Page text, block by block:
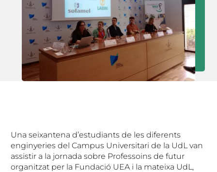
Una seixantena d’estudiants de les diferents
enginyeries del Campus Universitari de la UdL van
assistir a la jornada sobre Professoins de futur
organitzat per la Fundació UEA i la mateixa UdL,